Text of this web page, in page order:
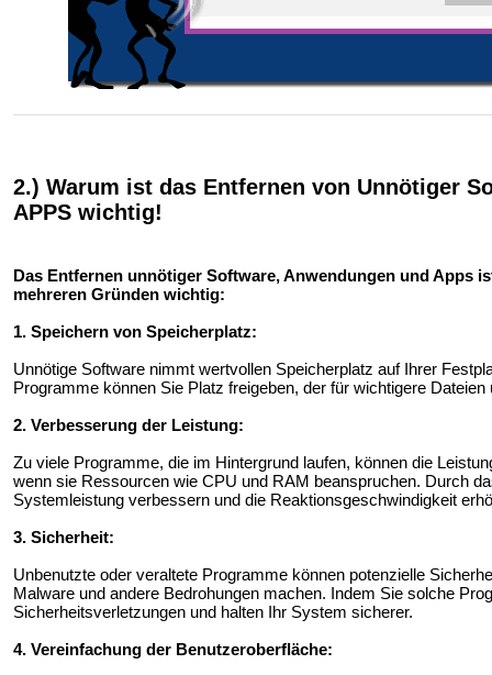
2.) Warum ist das Entfernen von Unnötiger
APPS wichtig!
Das Entfernen unnötiger Software, Anwendungen und Apps
mehreren Gründen wichtig:
1. Speichern von Speicherplatz:
Unnötige Software nimmt wertvollen Speicherplatz auf Ihrer
Programme können Sie Platz freigeben, der für wichtigere
2. Verbesserung der Leistung:
Zu viele Programme, die im Hintergrund laufen, können die
wenn sie Ressourcen wie CPU und RAM beanspruchen. Durch
Systemleistung verbessern und die Reaktionsgeschwindigkeit
3. Sicherheit:
Unbenutzte oder veraltete Programme können potenzielle
Malware und andere Bedrohungen machen. Indem Sie solche
Sicherheitsverletzungen und halten Ihr System sicherer.
4. Vereinfachung der Benutzeroberfläche: